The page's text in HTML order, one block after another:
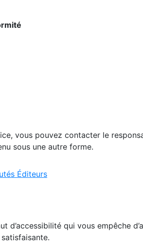
vous pouvez contacter le
sous une autre forme.
Éditeurs
d’accessibilité qui vous empêche